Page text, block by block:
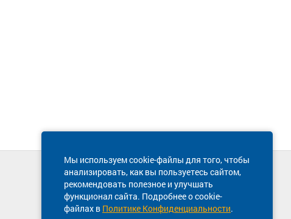
Мы используем cookie-файлы для того, чтобы
анализировать, как вы пользуетесь сайтом,
рекомендовать полезное и улучшать
функционал сайта. Подробнее о cookie-
файлах в Политике Конфиденциальности.
Техническая поддержка сайта
8 800 600-03-38